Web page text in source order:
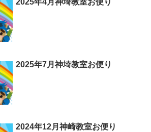
2025年7月神埼教室お便り
2024年12月神崎教室お便り